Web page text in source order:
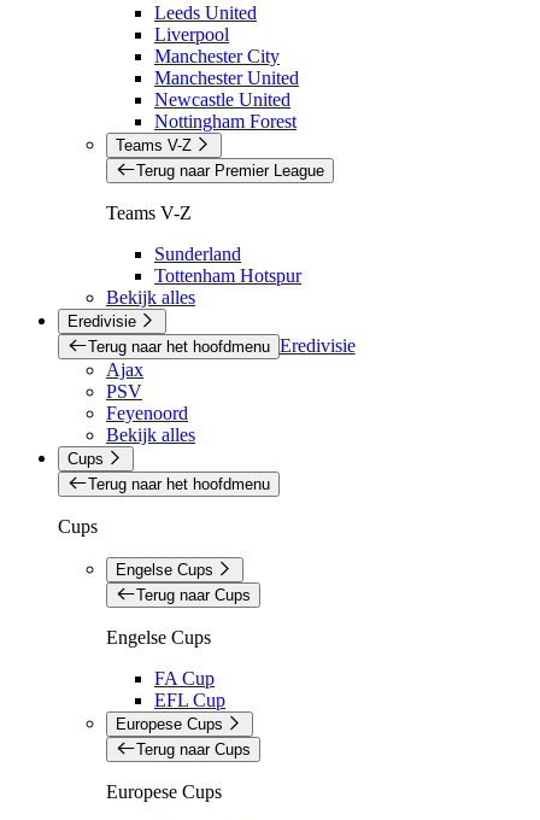
Leeds United
Liverpool
Manchester City
Manchester United
Newcastle United
Nottingham Forest
Teams V-Z
Terug naar Premier League
Teams V-Z
Sunderland
Tottenham Hotspur
Bekijk alles
Eredivisie
Terug naar het hoofdmenu Eredivisie
Ajax
PSV
Feyenoord
Bekijk alles
Cups
Terug naar het hoofdmenu
Cups
Engelse Cups
Terug naar Cups
Engelse Cups
FA Cup
EFL Cup
Europese Cups
Terug naar Cups
Europese Cups